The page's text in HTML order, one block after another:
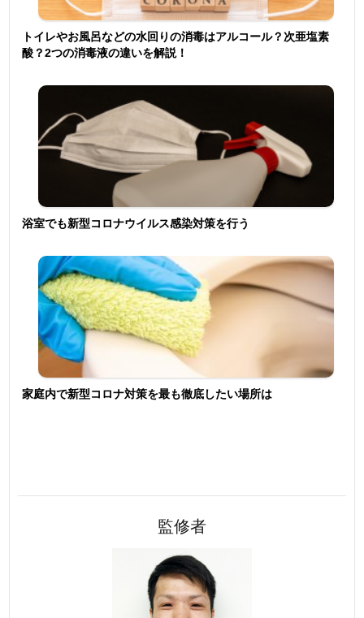
トイレやお風呂などの水回りの消毒はアルコール？次亜塩素
酸？2つの消毒液の違いを解説！
浴室でも新型コロナウイルス感染対策を行う
家庭内で新型コロナ対策を最も徹底したい場所は
監修者